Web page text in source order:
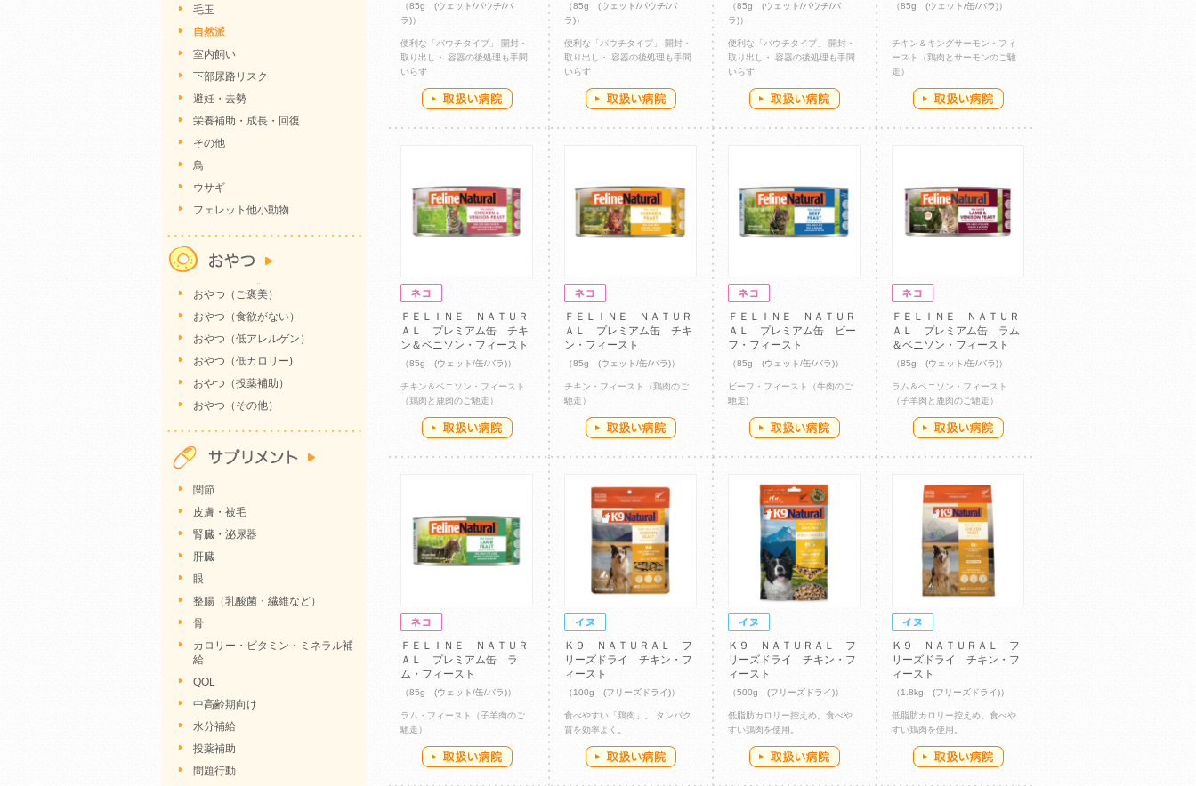
（85g (ウェット/パウチ/バ
ラ)）
便利な「パウチタイプ」 開封・
取り出し・ 容器の後処理も手間
いらず
（85g (ウェット/パウチ/バ
ラ)）
便利な「パウチタイプ」 開封・
取り出し・ 容器の後処理も手間
いらず
（85g (ウェット/パウチ/バ
ラ)）
便利な「パウチタイプ」 開封・
取り出し・ 容器の後処理も手間
いらず
（85g (ウェット/缶/バラ)）
チキン＆キングサーモン・フィ
ースト（鶏肉とサーモンのご馳
走）
ＦＥＬＩＮＥ ＮＡＴＵＲ
ＡＬ プレミアム缶 チキ
ン＆ベニソン・フィースト
（85g (ウェット/缶/バラ)）
チキン＆ベニソン・フィースト
（鶏肉と鹿肉のご馳走）
ＦＥＬＩＮＥ ＮＡＴＵＲ
ＡＬ プレミアム缶 チキ
ン・フィースト
（85g (ウェット/缶/バラ)）
チキン・フィースト（鶏肉のご
馳走）
ＦＥＬＩＮＥ ＮＡＴＵＲ
ＡＬ プレミアム缶 ビー
フ・フィースト
（85g (ウェット/缶/バラ)）
ビーフ・フィースト（牛肉のご
馳走)
ＦＥＬＩＮＥ ＮＡＴＵＲ
ＡＬ プレミアム缶 ラム
＆ベニソン・フィースト
（85g (ウェット/缶/バラ)）
ラム＆ベニソン・フィースト
（子羊肉と鹿肉のご馳走）
ＦＥＬＩＮＥ ＮＡＴＵＲ
ＡＬ プレミアム缶 ラ
ム・フィースト
（85g (ウェット/缶/バラ)）
ラム・フィースト（子羊肉のご
馳走）
Ｋ９ ＮＡＴＵＲＡＬ フ
リーズドライ チキン・フ
ィースト
（100g (フリーズドライ)）
食べやすい「鶏肉」。 タンパク
質を効率よく。
Ｋ９ ＮＡＴＵＲＡＬ フ
リーズドライ チキン・フ
ィースト
（500g (フリーズドライ)）
低脂肪カロリー控えめ。食べや
すい鶏肉を使用。
Ｋ９ ＮＡＴＵＲＡＬ フ
リーズドライ チキン・フ
ィースト
（1.8kg (フリーズドライ)）
低脂肪カロリー控えめ。食べや
すい鶏肉を使用。
毛玉
自然派
室内飼い
下部尿路リスク
避妊・去勢
栄養補助・成長・回復
その他
鳥
ウサギ
フェレット他小動物
おやつ（ご褒美）
おやつ（食欲がない）
おやつ（低アレルゲン）
おやつ（低カロリー)
おやつ（投薬補助）
おやつ（その他）
関節
皮膚・被毛
腎臓・泌尿器
肝臓
眼
整腸（乳酸菌・繊維など）
骨
カロリー・ビタミン・ミネラル補
給
QOL
中高齢期向け
水分補給
投薬補助
問題行動